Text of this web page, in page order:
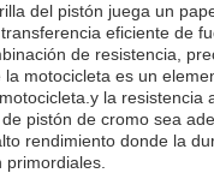
del pistón juega un
eficiente de
de resistencia,
la motocicleta es un
la resistencia
pistón de cromo sea
rendimiento donde la
primordiales.